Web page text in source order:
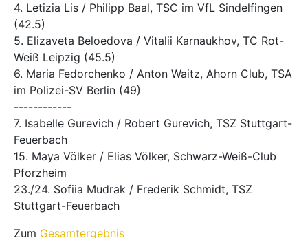
4. Letizia Lis / Philipp Baal, TSC im VfL Sindelfingen
(42.5)
5. Elizaveta Beloedova / Vitalii Karnaukhov, TC Rot-
Weiß Leipzig (45.5)
6. Maria Fedorchenko / Anton Waitz, Ahorn Club, TSA
im Polizei-SV Berlin (49)
------------
7. Isabelle Gurevich / Robert Gurevich, TSZ Stuttgart-
Feuerbach
15. Maya Völker / Elias Völker, Schwarz-Weiß-Club
Pforzheim
23./24. Sofiia Mudrak / Frederik Schmidt, TSZ
Stuttgart-Feuerbach
Zum Gesamtergebnis